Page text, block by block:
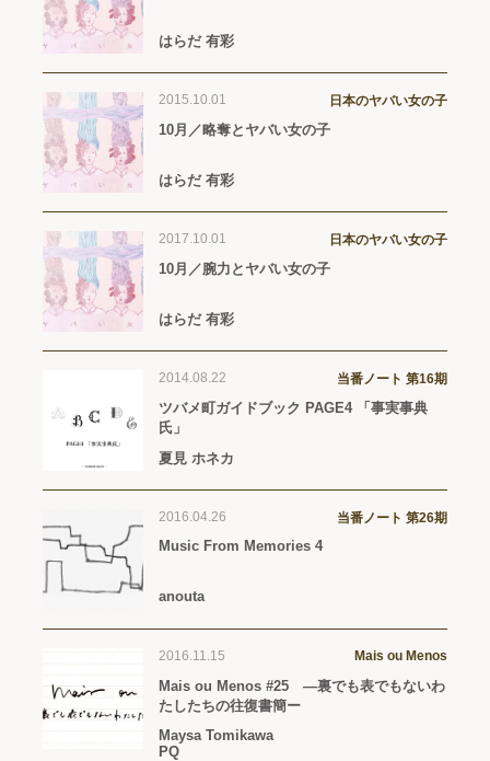
はらだ 有彩
2015.10.01 日本のヤバい女の子
10月／略奪とヤバい女の子
はらだ 有彩
2017.10.01 日本のヤバい女の子
10月／腕力とヤバい女の子
はらだ 有彩
2014.08.22 当番ノート 第16期
ツバメ町ガイドブック PAGE4 「事実事典
氏」
夏見 ホネカ
2016.04.26 当番ノート 第26期
Music From Memories 4
anouta
2016.11.15 Mais ou Menos
Mais ou Menos #25 —裏でも表でもないわ
たしたちの往復書簡ー
Maysa Tomikawa
PQ